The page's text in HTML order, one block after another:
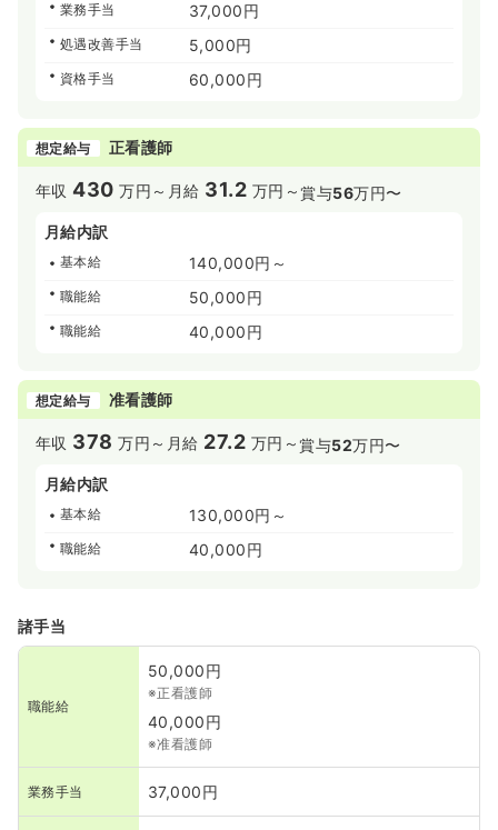
業務手当 37,000円
処遇改善手当 5,000円
資格手当 60,000円
想定給与 正看護師
年収430 万円～ 月給 31.2 万円～賞与56万円〜
月給内訳
基本給 140,000円～
職能給 50,000円
職能給 40,000円
想定給与 准看護師
年収 378 万円～ 月給 27.2 万円～賞与52万円〜
月給内訳
基本給 130,000円～
職能給 40,000円
諸手当
職能給
50,000円
※正看護師
40,000円
※准看護師
業務手当 37,000円